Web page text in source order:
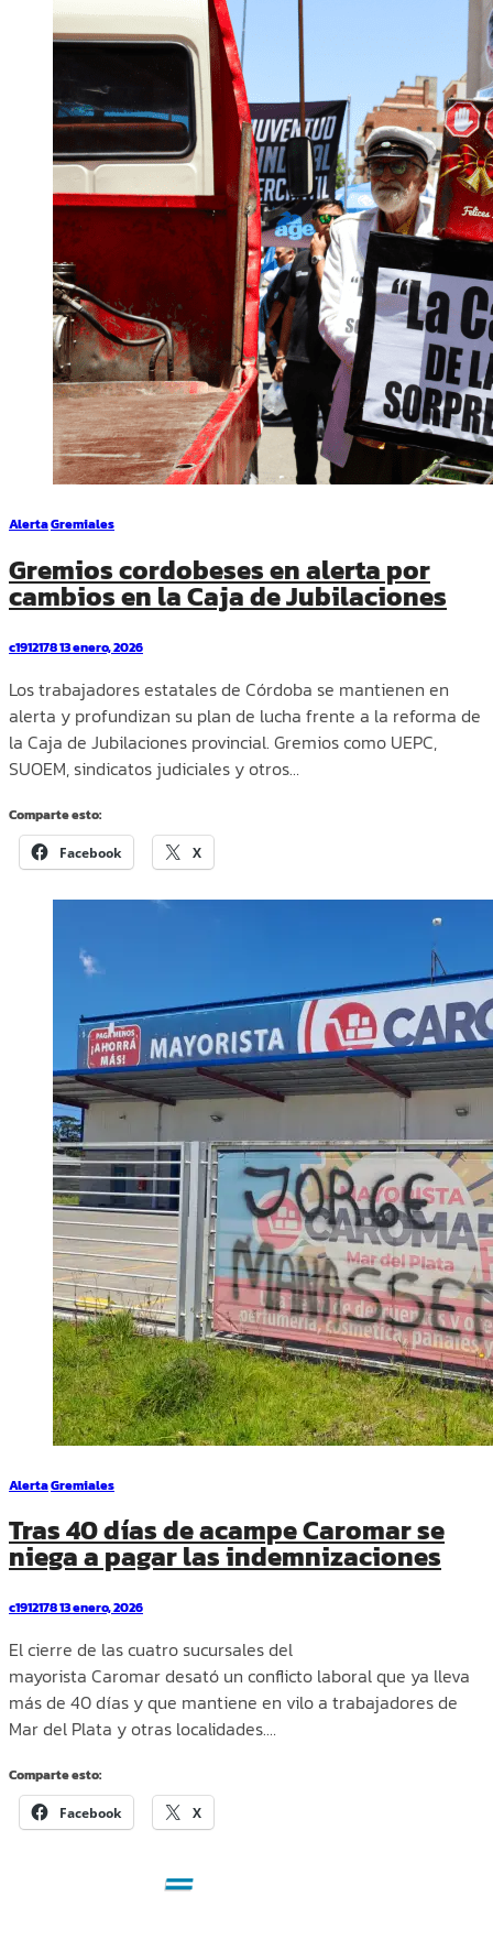
AlertaGremiales
Gremios cordobeses en alerta por
cambios en la Caja de Jubilaciones
c191217813 enero, 2026
Los trabajadores estatales de Córdoba se mantienen en
alerta y profundizan su plan de lucha frente a la reforma de
la Caja de Jubilaciones provincial. Gremios como UEPC,
SUOEM, sindicatos judiciales y otros…
Comparte esto:
Facebook X
AlertaGremiales
Tras 40 días de acampe Caromar se
niega a pagar las indemnizaciones
c191217813 enero, 2026
El cierre de las cuatro sucursales del
mayorista Caromar desató un conflicto laboral que ya lleva
más de 40 días y que mantiene en vilo a trabajadores de
Mar del Plata y otras localidades.…
Comparte esto:
Facebook X